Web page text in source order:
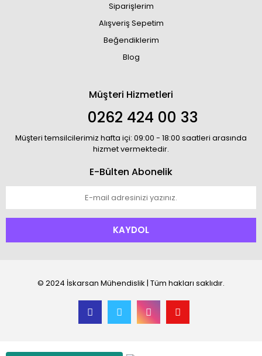
Siparişlerim
Alışveriş Sepetim
Beğendiklerim
Blog
Müşteri Hizmetleri
0262 424 00 33
Müşteri temsilcilerimiz hafta içi: 09:00 - 18:00 saatleri arasında
hizmet vermektedir.
E-Bülten Abonelik
KAYDOL
© 2024 İskarsan Mühendislik | Tüm hakları saklıdır.